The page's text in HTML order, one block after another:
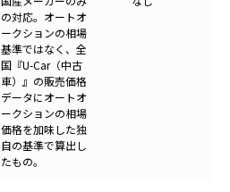
の対応。オートオ
ークションの相場
基準ではなく、全
国『U-Car（中古
車）』の販売価格
データにオートオ
ークションの相場
価格を加味した独
自の基準で算出し
たもの。